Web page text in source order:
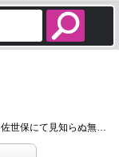
長崎県出身のシンガーソングライター。 故郷、長崎・佐世保にて見知らぬ無名のストリートミュージシャン ...